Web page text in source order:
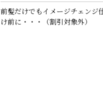
前髪だけでもイメージチェンジ
け前に・・・（割引対象外）